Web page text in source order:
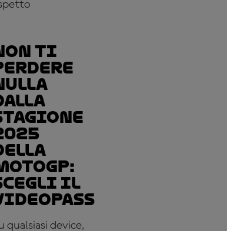
ti
il
qualsiasi device,